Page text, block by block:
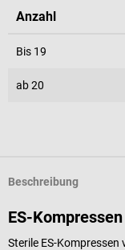
Anzahl
Bis 19
ab20
Beschreibung
ES-
Sterile ES-Kompressen